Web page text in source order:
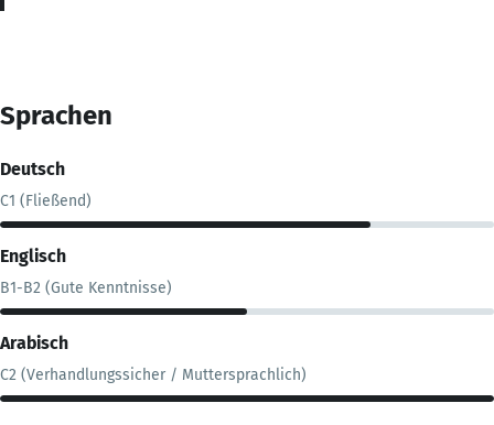
Sprachen
Deutsch
C1 (Fließend)
Englisch
B1-B2 (Gute Kenntnisse)
Arabisch
C2 (Verhandlungssicher / Muttersprachlich)